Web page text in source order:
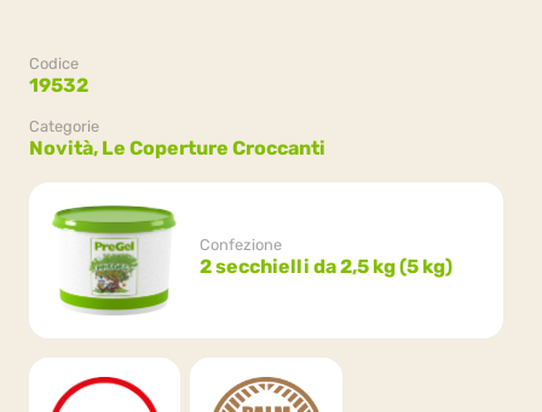
Codice
19532
Categorie
Novità, Le Coperture Croccanti
Confezione
2 secchielli da 2,5 kg (5 kg)